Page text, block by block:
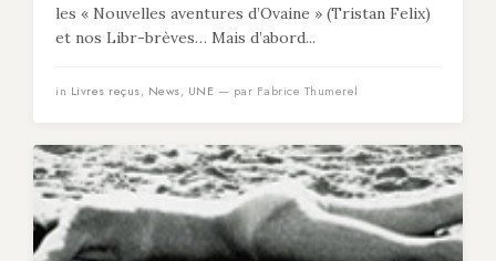
les « Nouvelles aventures d’Ovaine » (Tristan Felix)
et nos Libr-brèves… Mais d’abord...
in Livres reçus, News, UNE — par Fabrice Thumerel